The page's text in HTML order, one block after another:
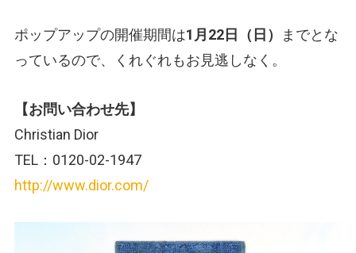
ポップアップの開催期間は1月22日（日）
までとな
っているので、くれぐれもお見逃しなく。
【お問い合わせ先】
Christian Dior
TEL：0120-02-1947
http://www.dior.com/